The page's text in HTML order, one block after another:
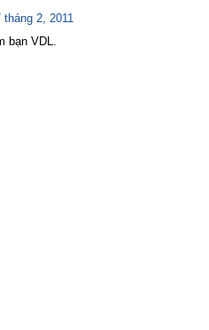
tháng 2, 2011
bạn VDL.